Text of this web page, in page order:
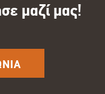
μαζί μας!